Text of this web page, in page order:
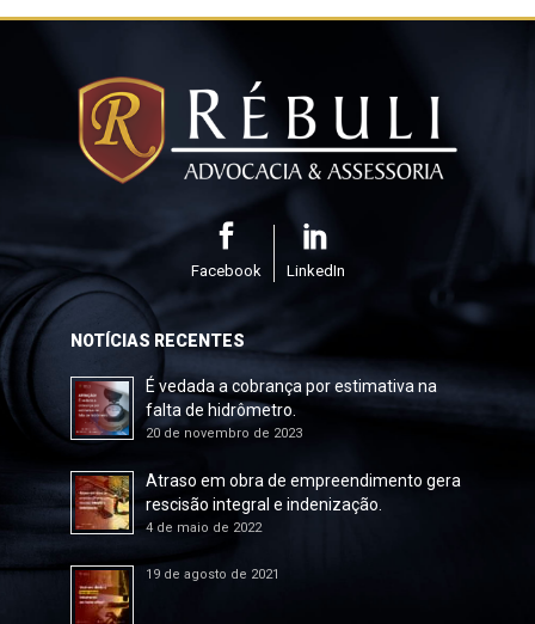
Facebook LinkedIn
NOTÍCIAS RECENTES
É vedada a cobrança por estimativa na
falta de hidrômetro.
20 de novembro de 2023
Atraso em obra de empreendimento gera
rescisão integral e indenização.
4 de maio de 2022
19 de agosto de 2021